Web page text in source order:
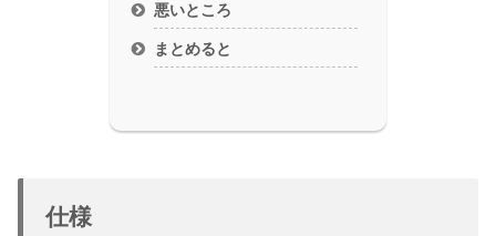
悪いところ
まとめると
仕様